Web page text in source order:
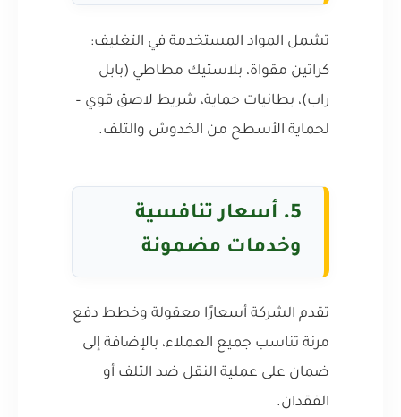
تشمل المواد المستخدمة في التغليف:
كراتين مقواة، بلاستيك مطاطي (بابل
راب)، بطانيات حماية، شريط لاصق قوي –
لحماية الأسطح من الخدوش والتلف.
5.
أسعار تنافسية
وخدمات مضمونة
تقدم الشركة أسعارًا معقولة وخطط دفع
مرنة تناسب جميع العملاء، بالإضافة إلى
ضمان على عملية النقل ضد التلف أو
الفقدان.